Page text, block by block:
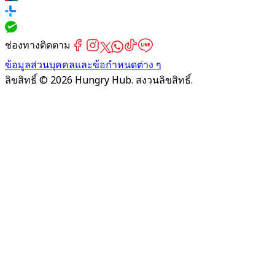
ช่องทางติดตาม
ข้อมูลส่วนบุคคลและข้อกำหนดต่าง ๆ
ลิขสิทธิ์ © 2026 Hungry Hub. สงวนลิขสิทธิ์.